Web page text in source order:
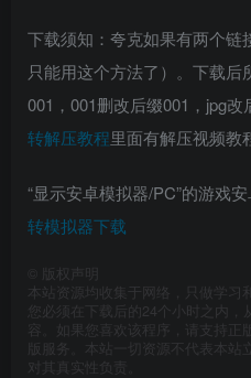
下载须知：夸克如果有两个链
只能用这个方法了）。下载
001，001删改后缀001，jpg改
转解压教程里面有解压视频教
“显示安卓模拟器/PC”的游戏
转模拟器下载
版权声明
本站资源均收集于网络，只做学习
您必须在下载后的24个小时之内，
容。如果您喜欢该程序，请支持正
版服务。本站一切资源不代表本站
对其真实性负责。